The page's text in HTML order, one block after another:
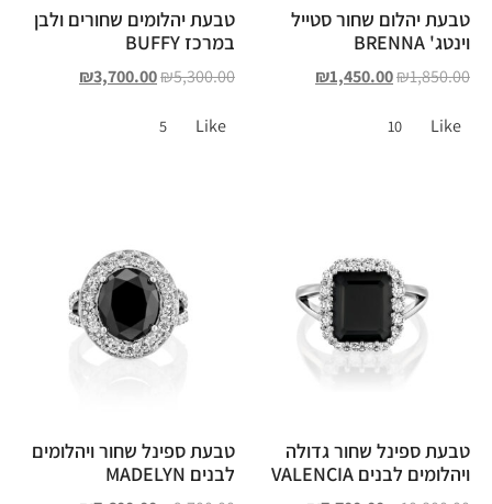
טבעת יהלום שחור סטייל
וינטג' BRENNA
₪1,850.00
₪1,450.00
Like
10
טבעת יהלומים שחורים ולבן
במרכז BUFFY
₪5,300.00
₪3,700.00
Like
5
טבעת ספינל שחור גדולה
ויהלומים לבנים VALENCIA
טבעת ספינל שחור ויהלומים
לבנים MADELYN